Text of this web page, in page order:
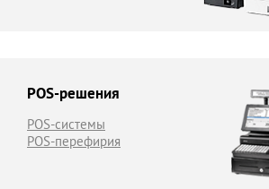
POS-решения
POS-системы
POS-перефирия